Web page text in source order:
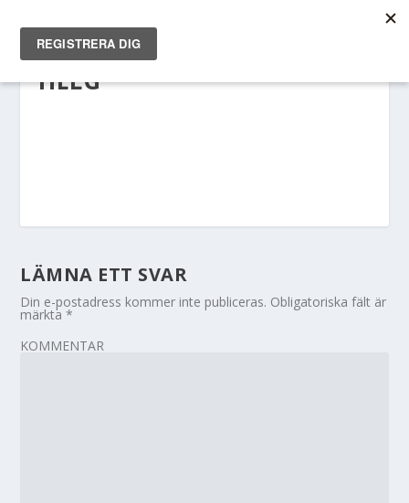
HELG
LÄMNA ETT SVAR
Din e-postadress kommer inte publiceras. Obligatoriska fält är
märkta*
KOMMENTAR